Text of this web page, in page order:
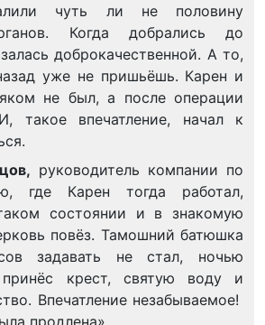
чуть ли не половину
Когда добрались до
доброкачественной. А то,
уже не пришьёшь. Карен и
не был, а после операции
такое впечатление, начал к
руководитель компании по
где Карен тогда работал,
состоянии и в знакомую
повёз. Тамошний батюшка
задавать не стал, ночью
крест, святую воду и
Впечатление незабываемое!